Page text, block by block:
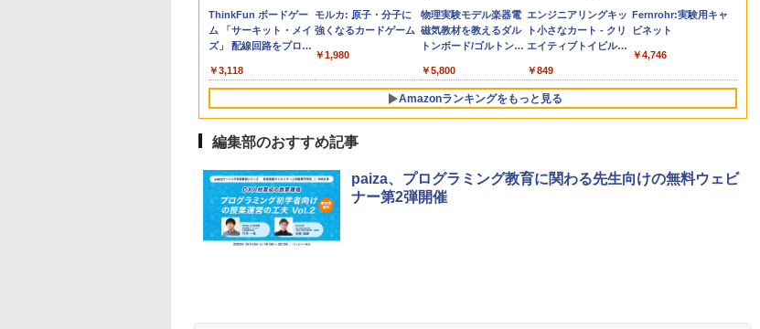
先生のためのGoogle
AI完全攻略図鑑
子どもが変わる魔法の
言葉
￥2,200
カウンセリングとは何
か 変化するということ
(講談社現代新書 2787)
￥1,540
「ことばで伝える」が
できない子どもたち 誰
が〈ことばの力〉を育
￥1,870
ゼロからわかる！ み
るみる図形に強くなる
Amazon Fire HD 10 キ
ッズモデル (10インチ)
ピンク 対象年齢3歳か
テンツが1年間使い放題
￥23,980
パイロット スイスイお
えかき for Study 何回
ボード ひらがな・カタ
歳以上 知育
【くもん出版公式特別
セット】くもん出版
(KUMON
の日本地図パズル 日本
の世界遺産すごろく付
き 知育玩具 おもちゃ 5
￥4,046
Amazon Fire HD 10 キ
ッズプロ (10インチ) デ
ィズニー スティッチ
6歳から 数千点のキッ
ズコンテンツが1年間
使い放題
￥26,980
くもん出版(KUMON
PUBLISHING) ロジカ
おもちゃ 4歳以上
タッチペンで音が聞け
る!はじめてずかん1000
英語つき ([バラエテ
￥5,478
中学英語をもう一度ひ
とつひとつわかりやす
仮面ライダー 改造人
間 限定ケース版
￥4,290
つかめ！理科ダマン 12
最強ロボット決戦！編
￥1,320
みんな大好き！ ヤマザ
キパン シール
旬発送） (TJMOOK)
ThinkFun ボードゲー
ム 「サーキット・メイ
ズ」 配線回路をプログ
明書付 8歳~ 76341 誕
生日 クリスマス
￥3,118
モルカ: 原子・分子に
強くなるカードゲーム
￥1,980
物理実験モデル楽器電
磁気教材を教えるダル
トンボード/ゴルトンボ
Galtonplatteの物理的
な機器
￥5,800
エンジニアリングキッ
ト小さなカート - クリ
エイティブトイビル
ックキット|子供向けの
可動部品、ホリデープ
ロジェクト、ギフトイ
タラクティブサイエン
スツール
￥849
Fernrohr:実験用キャ
ビネット
￥4,746
Amazonランキングをもっと見る
編集部のおすすめ記事
paiza、プログラミング教育に関わる先生向けの無料ウェビ
ナー第2弾開催